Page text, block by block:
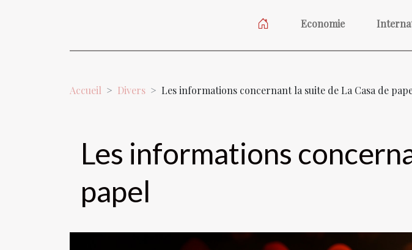
Economie
Accueil Divers Les informations concernant la suite de La Casa de
Les informations
papel